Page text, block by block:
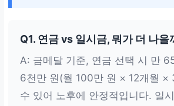
Q1. 연금 vs 일시금, 뭐가 더 나을
A: 금메달 기준, 연금 선택 시 만
6천만 원(월 100만 원 × 12개월 ×
수 있어 노후에 안정적입니다. 일